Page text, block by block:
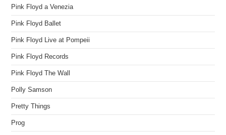
Pink Floyd a Venezia
Pink Floyd Ballet
Pink Floyd Live at Pompeii
Pink Floyd Records
Pink Floyd The Wall
Polly Samson
Pretty Things
Prog